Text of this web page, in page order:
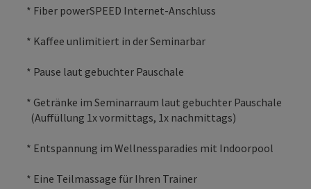
* Fiber powerSPEED Internet-Anschluss
* Kaffee unlimitiert in der Seminarbar
* Pause laut gebuchter Pauschale
* Getränke im Seminarraum laut gebuchter Pauschale
(Auffüllung 1x vormittags, 1x nachmittags)
* Entspannung im Wellnessparadies mit Indoorpool
* Eine Teilmassage für Ihren Trainer